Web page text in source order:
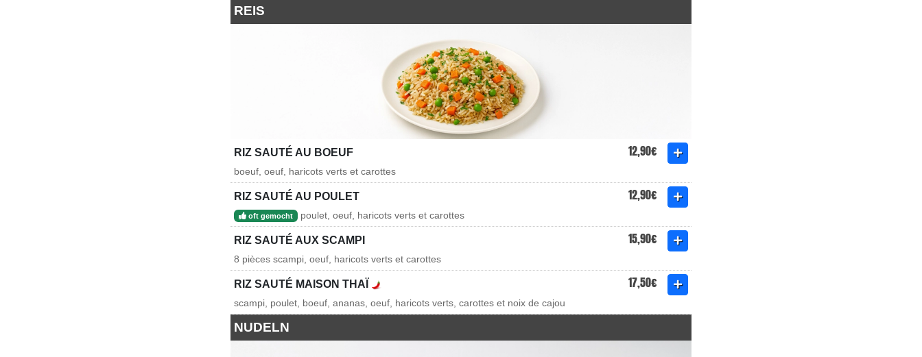
REIS
RIZ SAUTÉ AU BOEUF 12,90€
boeuf, oeuf, haricots verts et carottes
RIZ SAUTÉ AU POULET 12,90€
oft gemocht poulet, oeuf, haricots verts et carottes
RIZ SAUTÉ AUX SCAMPI 15,90€
8 pièces scampi, oeuf, haricots verts et carottes
RIZ SAUTÉ MAISON THAÏ 17,50€
scampi, poulet, boeuf, ananas, oeuf, haricots verts, carottes et noix de cajou
NUDELN